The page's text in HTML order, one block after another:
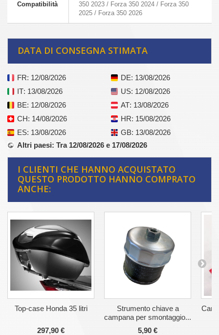
Compatibilità
350 2023 / Forza 350 2024 / Forza 350
2025 / Forza 350 2026
DATA DI CONSEGNA STIMATA
FR: 12/08/2026 DE: 13/08/2026
IT: 13/08/2026 US: 12/08/2026
BE: 12/08/2026 AT: 13/08/2026
CH: 14/08/2026 HR: 15/08/2026
ES: 13/08/2026 GB: 13/08/2026
Altri paesi: Tra 12/08/2026 e 17/08/2026
I CLIENTI CHE HANNO ACQUISTATO
QUESTO PRODOTTO HANNO COMPRATO
ANCHE:
Top-case Honda 35 litri
297,90 €
Strumento chiave a
campana per smontaggio...
5,90 €